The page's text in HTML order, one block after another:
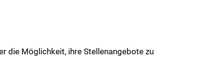
die Möglichkeit, ihre Stellenangebote zu